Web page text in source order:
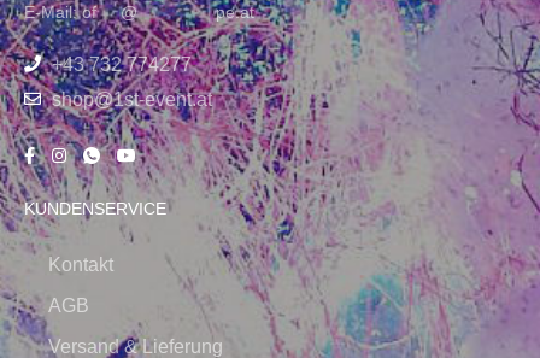
E-Mail:of****@*************pe.at
+43 732 774277
shop@1st-event.at
KUNDENSERVICE
Kontakt
AGB
Versand & Lieferung